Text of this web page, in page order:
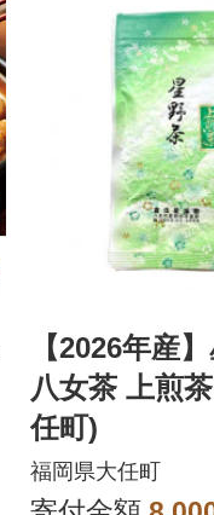
【2026年産
八女茶 上煎
任町)
福岡県大任町